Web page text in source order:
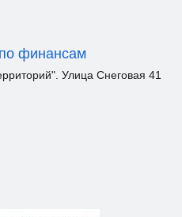
финансам
Улица Снеговая 41